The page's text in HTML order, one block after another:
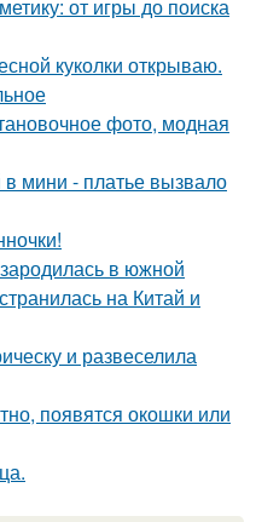
от игры до поиска
куколки открываю.
фото, модная
мини - платье вызвало
в южной
на Китай и
и развеселила
появятся окошки или